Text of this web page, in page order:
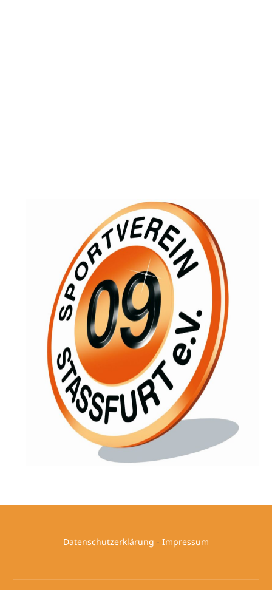
Datenschutzerklärung - Impressum